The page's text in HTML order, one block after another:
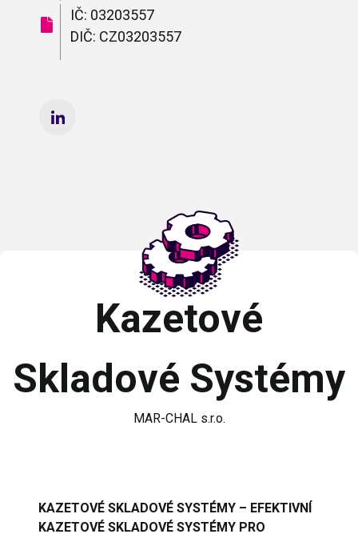
IČ: 03203557
DIČ: CZ03203557
Kazetové
Skladové Systémy
MAR-CHAL s.r.o.
KAZETOVÉ SKLADOVÉ SYSTÉMY – EFEKTIVNÍ
KAZETOVÉ SKLADOVÉ SYSTÉMY PRO